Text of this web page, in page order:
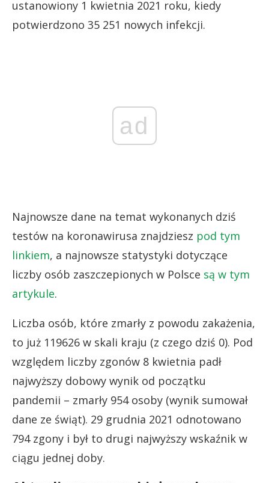
ustanowiony 1 kwietnia 2021 roku, kiedy
potwierdzono 35 251 nowych infekcji.
ad
Najnowsze dane na temat wykonanych dziś
testów na koronawirusa znajdziesz pod tym
linkiem, a najnowsze statystyki dotyczące
liczby osób zaszczepionych w Polsce są w tym
artykule.
Liczba osób, które zmarły z powodu zakażenia,
to już 119626 w skali kraju (z czego dziś 0). Pod
względem liczby zgonów 8 kwietnia padł
najwyższy dobowy wynik od początku
pandemii – zmarły 954 osoby (wynik sumował
dane ze świąt). 29 grudnia 2021 odnotowano
794 zgony i był to drugi najwyższy wskaźnik w
ciągu jednej doby.